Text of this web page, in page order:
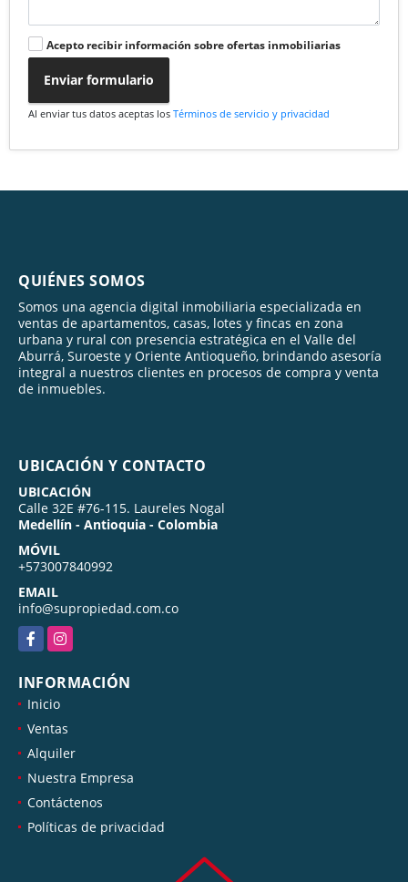
Acepto recibir información sobre ofertas inmobiliarias
Enviar formulario
Al enviar tus datos aceptas los Términos de servicio y privacidad
QUIÉNES SOMOS
Somos una agencia digital inmobiliaria especializada en
ventas de apartamentos, casas, lotes y fincas en zona
urbana y rural con presencia estratégica en el Valle del
Aburrá, Suroeste y Oriente Antioqueño, brindando asesoría
integral a nuestros clientes en procesos de compra y venta
de inmuebles.
UBICACIÓN Y CONTACTO
UBICACIÓN
Calle 32E #76-115. Laureles Nogal
Medellín - Antioquia - Colombia
MÓVIL
+573007840992
EMAIL
info@supropiedad.com.co
FacebookInstagram
INFORMACIÓN
Inicio
Ventas
Alquiler
Nuestra Empresa
Contáctenos
Políticas de privacidad